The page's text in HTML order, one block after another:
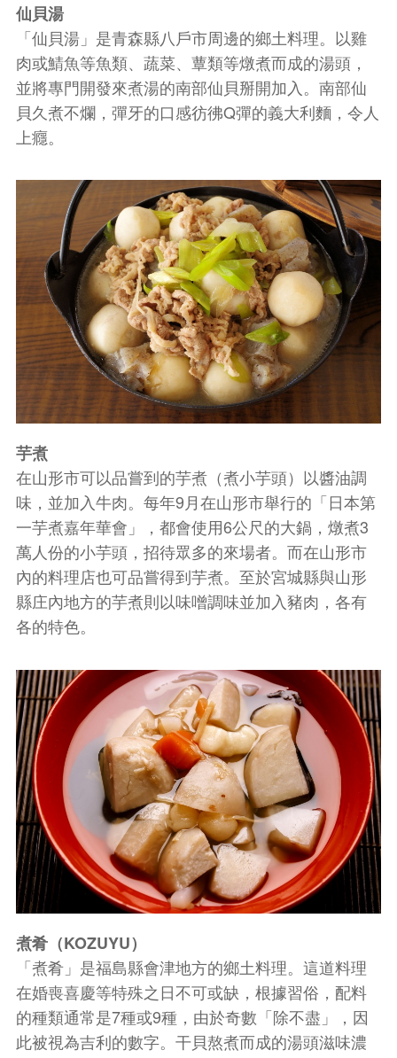
仙貝湯
「仙貝湯」是青森縣八戶市周邊的鄉土料理。以雞
肉或鯖魚等魚類、蔬菜、蕈類等燉煮而成的湯頭，
並將專門開發來煮湯的南部仙貝掰開加入。南部仙
貝久煮不爛，彈牙的口感彷彿Q彈的義大利麵，令人
上癮。
芋煮
在山形市可以品嘗到的芋煮（煮小芋頭）以醬油調
味，並加入牛肉。每年9月在山形市舉行的「日本第
一芋煮嘉年華會」，都會使用6公尺的大鍋，燉煮3
萬人份的小芋頭，招待眾多的來場者。而在山形市
內的料理店也可品嘗得到芋煮。至於宮城縣與山形
縣庄內地方的芋煮則以味噌調味並加入豬肉，各有
各的特色。
煮肴（KOZUYU）
「煮肴」是福島縣會津地方的鄉土料理。這道料理
在婚喪喜慶等特殊之日不可或缺，根據習俗，配料
的種類通常是7種或9種，由於奇數「除不盡」，因
此被視為吉利的數字。干貝熬煮而成的湯頭滋味濃